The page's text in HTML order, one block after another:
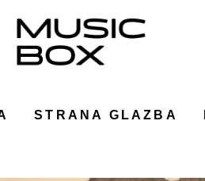
STRANA GLAZBA